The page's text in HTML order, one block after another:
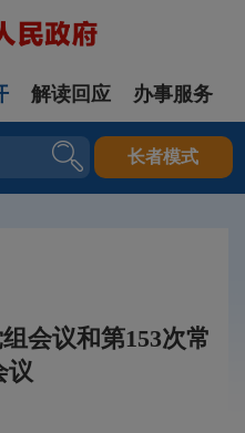
登录
解读回应 办事服务
长者模式
会议和第153次常
议